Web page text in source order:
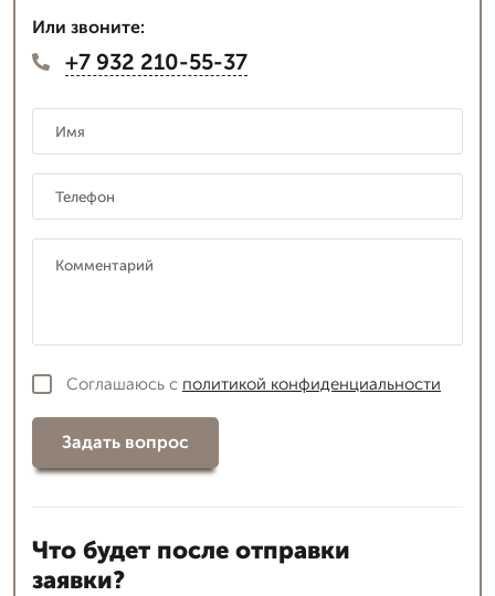
Или звоните:
+7 932 210-55-37
Соглашаюсь с политикой конфиденциальности
Задать вопрос
Что будет после отправки
заявки?